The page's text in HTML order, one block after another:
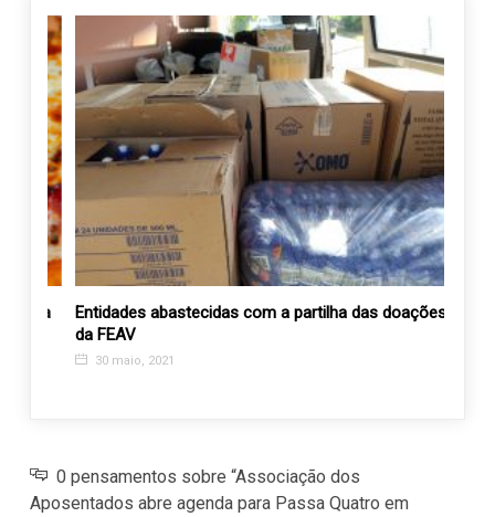
Entidades abastecidas com a partilha das doações
da FEAV
30 maio, 2021
0 pensamentos sobre “Associação dos
Aposentados abre agenda para Passa Quatro em